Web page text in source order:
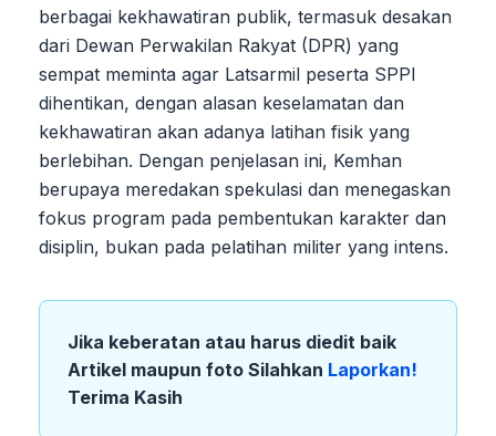
berbagai kekhawatiran publik, termasuk desakan
dari Dewan Perwakilan Rakyat (DPR) yang
sempat meminta agar Latsarmil peserta SPPI
dihentikan, dengan alasan keselamatan dan
kekhawatiran akan adanya latihan fisik yang
berlebihan. Dengan penjelasan ini, Kemhan
berupaya meredakan spekulasi dan menegaskan
fokus program pada pembentukan karakter dan
disiplin, bukan pada pelatihan militer yang intens.
Jika keberatan atau harus diedit baik
Artikel maupun foto Silahkan Laporkan!
Terima Kasih